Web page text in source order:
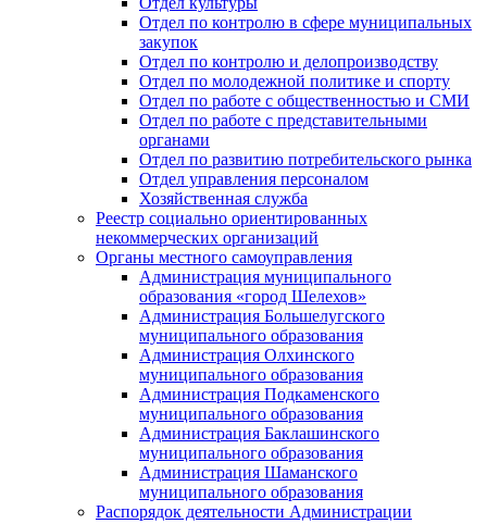
Отдел по контролю в сфере муниципальных
закупок
Отдел по контролю и делопроизводству
Отдел по молодежной политике и спорту
Отдел по работе с общественностью и СМИ
Отдел по работе с представительными
органами
Отдел по развитию потребительского рынка
Отдел управления персоналом
Хозяйственная служба
Реестр социально ориентированных
некоммерческих организаций
Органы местного самоуправления
Администрация муниципального
образования «город Шелехов»
Администрация Большелугского
муниципального образования
Администрация Олхинского
муниципального образования
Администрация Подкаменского
муниципального образования
Администрация Баклашинского
муниципального образования
Администрация Шаманского
муниципального образования
Распорядок деятельности Администрации